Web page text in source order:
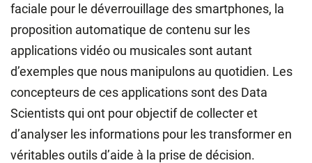
faciale pour le déverrouillage des smartphones, la
proposition automatique de contenu sur les
applications vidéo ou musicales sont autant
d’exemples que nous manipulons au quotidien. Les
concepteurs de ces applications sont des Data
Scientists qui ont pour objectif de collecter et
d’analyser les informations pour les transformer en
véritables outils d’aide à la prise de décision.